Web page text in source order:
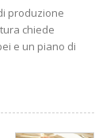
produzione
chiede
e un piano di